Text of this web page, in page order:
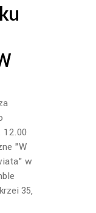
12.00
"W
w
35,